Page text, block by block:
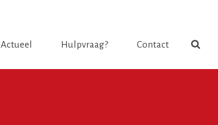
Actueel Hulpvraag? Contact